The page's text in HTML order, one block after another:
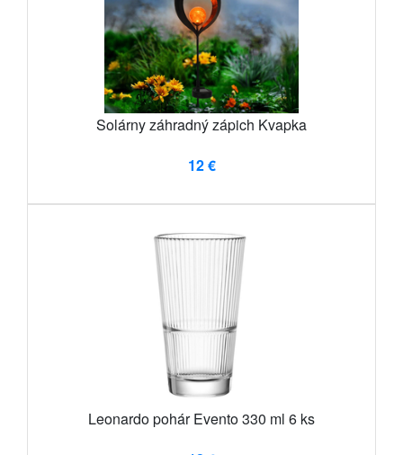
Solárny záhradný zápich Kvapka
12 €
Leonardo pohár Evento 330 ml 6 ks